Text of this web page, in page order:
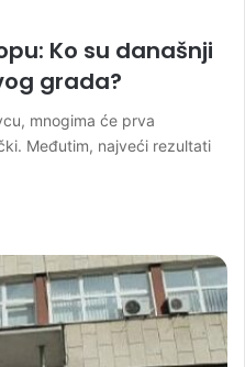
Ko su današnji
grada?
mnogima će prva
Međutim, najveći rezultati